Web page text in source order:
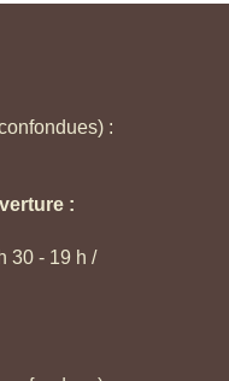
:
:
30 - 19 h /